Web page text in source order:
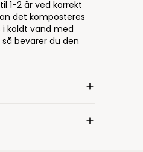
1-2 år ved korrekt
det komposteres
koldt vand med
bevarer du den